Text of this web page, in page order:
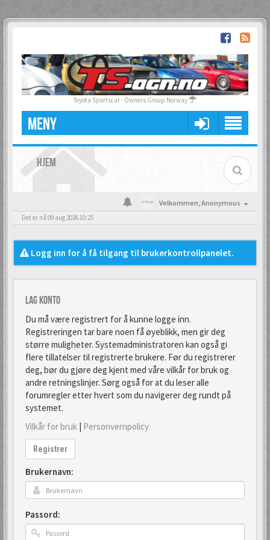
Toyota Sportscar - Owners Group Norway
MENY
HJEM
Velkommen,Anonymous
Det er nå 09 aug 2026 10:25
Logg inn for å få tilgang til brukerkontrollpanelet.
Lag konto
Du må være registrert for å kunne logge inn.
Registreringen tar bare noen få øyeblikk, men gir deg
større muligheter. Systemadministratoren kan også gi
flere tillatelser til registrerte brukere. Før du registrerer
deg, bør du gjøre deg kjent med våre vilkår for bruk og
andre retningslinjer. Sørg også for at du leser alle
forumregler etter hvert som du navigerer deg rundt på
systemet.
Vilkår for bruk | Personvernpolicy
Registrer
Brukernavn:
Passord: